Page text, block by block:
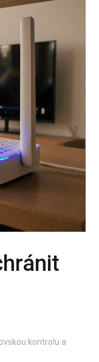
kontrolu a